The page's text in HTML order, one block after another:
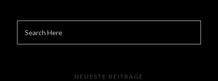
NEUESTE BEITRÄGE